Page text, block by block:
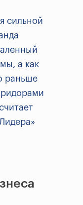
сильной
а как
раньше